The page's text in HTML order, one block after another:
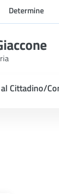
Determine
Cittadino/